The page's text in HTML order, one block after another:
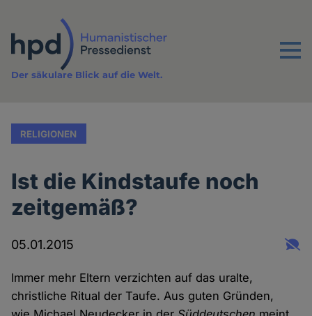
Inhalt
Menu
Der säkulare Blick auf die Welt.
RELIGIONEN
Ist die Kindstaufe noch
zeitgemäß?
05.01.2015
Immer mehr Eltern verzichten auf das uralte,
christliche Ritual der Taufe. Aus guten Gründen,